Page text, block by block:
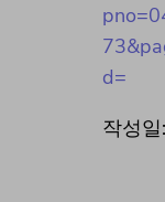
d=
작성